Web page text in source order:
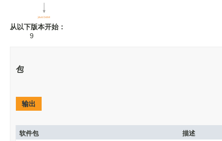
从以下版本开始：
9
包
输出
软件包
描述